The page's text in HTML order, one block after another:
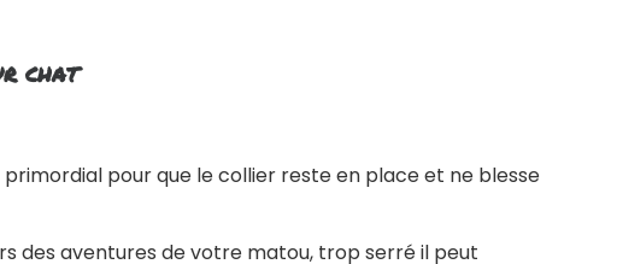
chat
pour que le collier reste en place et ne blesse
des aventures de votre matou, trop serré il peut